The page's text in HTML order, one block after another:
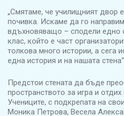
„Смятаме, че училищният двор
почивка. Искаме да го
вдъхновяващо – сподели едно
клас, който е част
толкова много истории, а сега
една история и на нашата
Предстои стената да бъде
пространството за игра и
Учениците, с подкрепата на
Моника Петрова, Весела